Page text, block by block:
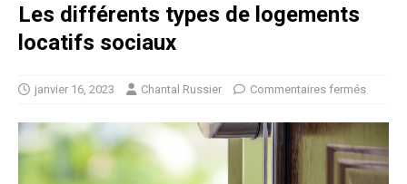
Les différents types de logements
locatifs sociaux
janvier 16, 2023 Chantal Russier Commentaires fermés